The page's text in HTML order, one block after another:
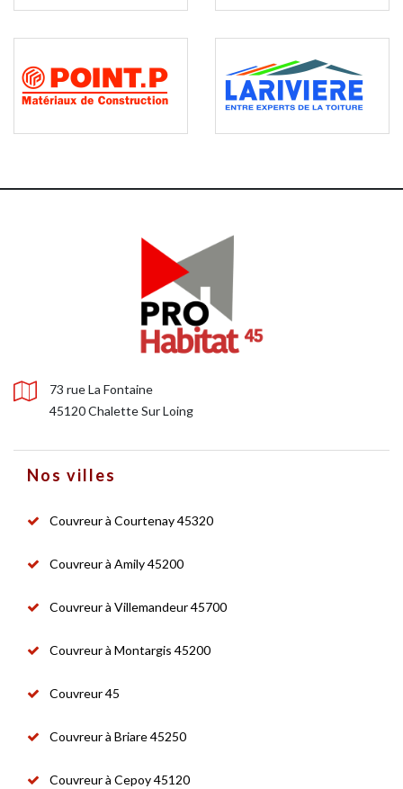
73 rue La Fontaine
45120 Chalette Sur Loing
Nos villes
Couvreur à Courtenay 45320
Couvreur à Amily 45200
Couvreur à Villemandeur 45700
Couvreur à Montargis 45200
Couvreur 45
Couvreur à Briare 45250
Couvreur à Cepoy 45120